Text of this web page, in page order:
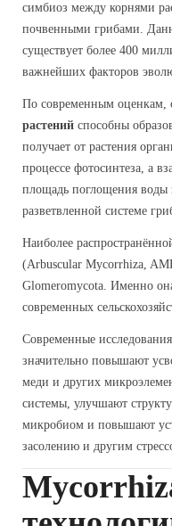
симбиоз между корнями
почвенными грибами.
существует более 400
важнейших факторов
По современным оценкам,
растений способны
получает от растения
процессе фотосинтеза, а
площадь поглощения воды
разветвленной системе
Наиболее
(Arbuscular Mycorrhiza,
Glomeromycota. Именно
современных
Современные
значительно повышают
меди и других
системы, улучшают
микробиом и повышают
засолению и другим